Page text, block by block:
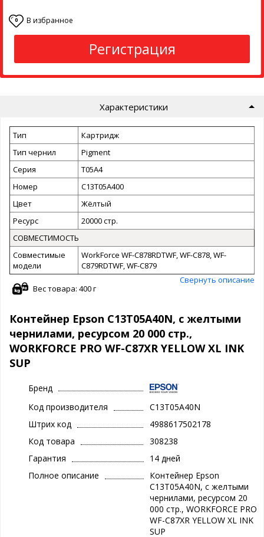
0 В избранное
Регистрация
Характеристики
Тип
Картридж
Тип чернил
Pigment
Серия
T05A4
Номер
C13T05A400
Цвет
Жёлтый
Ресурс
20000 стр.
СОВМЕСТИМОСТЬ
Совместимые
модели
WorkForce WF-C878RDTWF, WF-C878, WF-
C879RDTWF, WF-C879
Свернуть описание
Вес товара: 400 г
Контейнер Epson C13T05A40N, с желтыми
чернилами, ресурсом 20 000 стр.,
WORKFORCE PRO WF-C87XR YELLOW XL INK
SUP
Бренд
Код производителя
C13T05A40N
Штрих код
4988617502178
Код товара
308238
Гарантия
14 дней
Полное описание
Контейнер Epson
C13T05A40N, с желтыми
чернилами, ресурсом 20
000 стр., WORKFORCE PRO
WF-C87XR YELLOW XL INK
SUP